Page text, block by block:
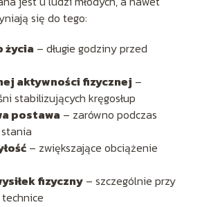
się do tego:
życia – długie godziny przed
aktywności fizycznej –
stabilizujących kręgosłup
postawa – zarówno podczas
– zwiększające obciążenie
fizyczny– szczególnie przy